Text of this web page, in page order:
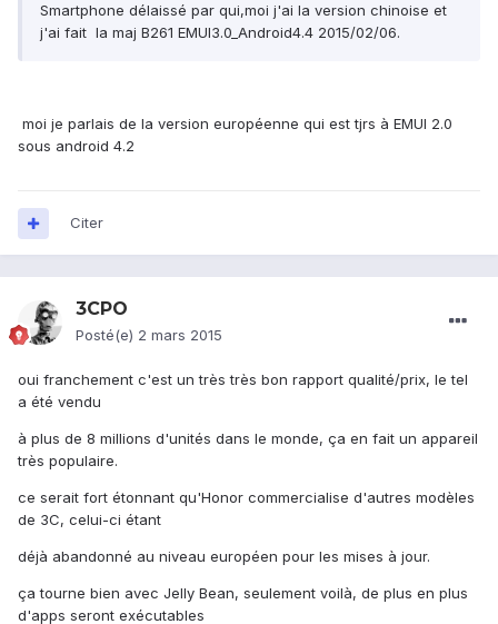
Smartphone délaissé par qui,moi j'ai la version chinoise et
j'ai fait la maj B261 EMUI3.0_Android4.4 2015/02/06.
moi je parlais de la version européenne qui est tjrs à EMUI 2.0
sous android 4.2
Citer
3CPO
Posté(e) 2 mars 2015
oui franchement c'est un très très bon rapport qualité/prix, le tel
a été vendu
à plus de 8 millions d'unités dans le monde, ça en fait un appareil
très populaire.
ce serait fort étonnant qu'Honor commercialise d'autres modèles
de 3C, celui-ci étant
déjà abandonné au niveau européen pour les mises à jour.
ça tourne bien avec Jelly Bean, seulement voilà, de plus en plus
d'apps seront exécutables